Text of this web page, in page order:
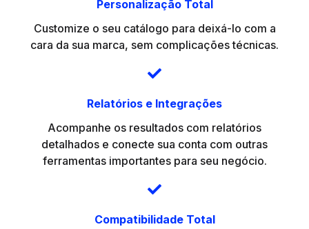
Personalização Total
Customize o seu catálogo para deixá-lo com a
cara da sua marca, sem complicações técnicas.
Relatórios e Integrações
Acompanhe os resultados com relatórios
detalhados e conecte sua conta com outras
ferramentas importantes para seu negócio.
Compatibilidade Total